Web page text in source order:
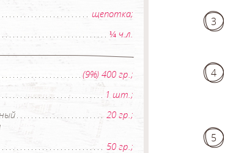
щепотка;
¼ ч.л.
(9%) 400 гр.;
1 шт.;
20 гр.;
50 гр.;
3
4
5